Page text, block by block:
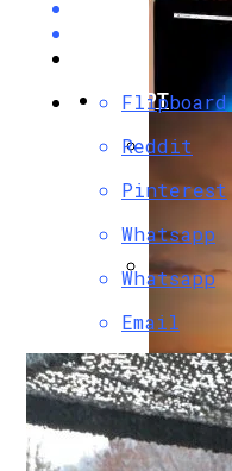
Обзор
СПОРТ
Flipboard
Reddit
Pinterest
Whatsapp
Whatsapp
Email